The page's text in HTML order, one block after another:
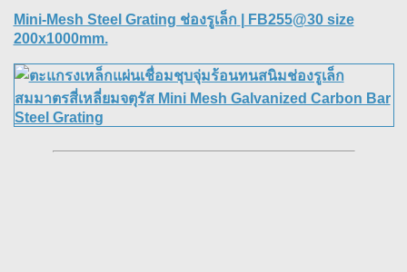
Mini-Mesh Steel Grating ช่องรูเล็ก
| FB255@30 size
200x1000mm.